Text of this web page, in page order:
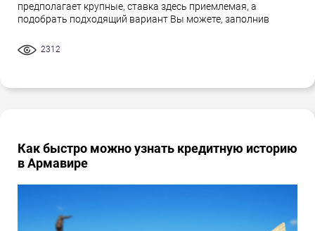
предполагает крупные, ставка здесь приемлемая, а
подобрать подходящий вариант Вы можете, заполнив
2312
Как быстро можно узнать кредитную историю
в Армавире